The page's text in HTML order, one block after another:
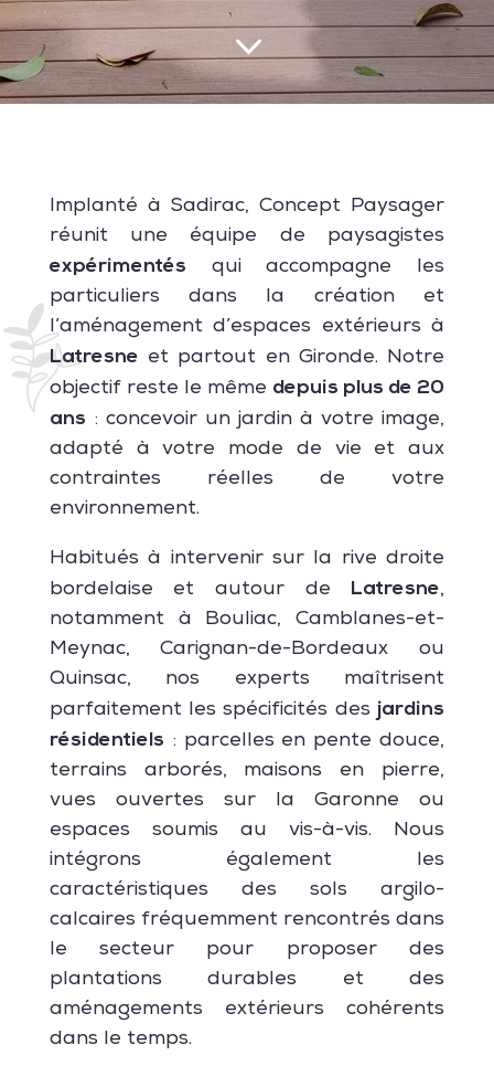
3
Implanté à Sadirac, Concept Paysager
réunit une équipe de paysagistes
expérimentés qui accompagne les
particuliers dans la création et
l’aménagement d’espaces extérieurs à
Latresne et partout en Gironde. Notre
objectif reste le même depuis plus de 20
ans : concevoir un jardin à votre image,
adapté à votre mode de vie et aux
contraintes réelles de votre
environnement.
Habitués à intervenir sur la rive droite
bordelaise et autour de
Latresne,
notamment à Bouliac, Camblanes-et-
Meynac, Carignan-de-Bordeaux ou
Quinsac, nos experts maîtrisent
parfaitement les spécificités des jardins
résidentiels : parcelles en pente douce,
terrains arborés, maisons en pierre,
vues ouvertes sur la Garonne ou
espaces soumis au vis-à-vis. Nous
intégrons également les
caractéristiques des sols argilo-
calcaires fréquemment rencontrés dans
le secteur pour proposer des
plantations durables et des
aménagements extérieurs cohérents
dans le temps.